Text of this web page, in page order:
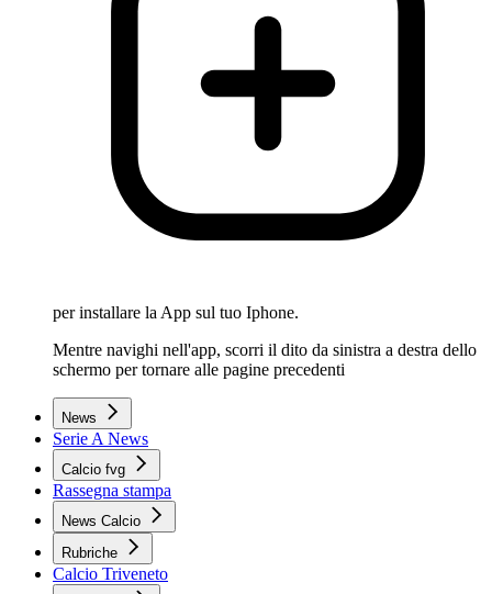
per installare la App sul tuo Iphone.
Mentre navighi nell'app, scorri il dito da sinistra a destra dello
schermo per tornare alle pagine precedenti
News
Serie A News
Calcio fvg
Rassegna stampa
News Calcio
Rubriche
Calcio Triveneto